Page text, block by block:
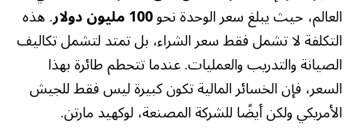
العالم، حيث يبلغ سعر الوحدة نحو100 مليون دولار . هذه
التكلفة لا تشمل فقط سعر الشراء، بل تمتد لتشمل تكاليف
الصيانة والتدريب والعمليات. عندما تتحطم طائرة بهذا
السعر، فإن الخسائر المالية تكون كبيرة ليس فقط للجيش
الأمريكي ولكن أيضًا للشركة المصنعة، لوكهيد مارتن.